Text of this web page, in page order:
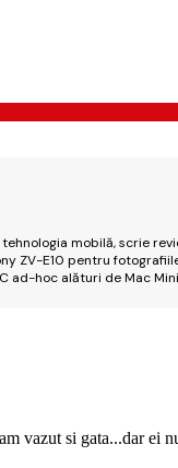
tehnologia mobilă, scrie
ZV-E10 pentru
ad-hoc alături de Mac